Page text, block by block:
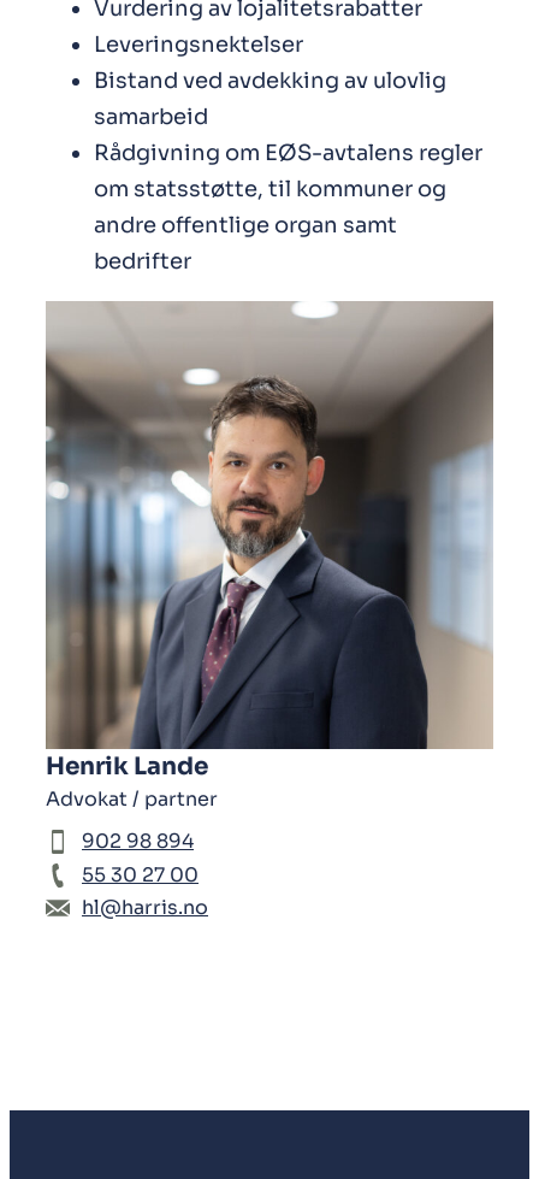
Vurdering av lojalitetsrabatter
Leveringsnektelser
Bistand ved avdekking av ulovlig
samarbeid
Rådgivning om EØS-avtalens regler
om statsstøtte, til kommuner og
andre offentlige organ samt
bedrifter
Henrik Lande
Advokat / partner
902 98 894
55 30 27 00
hl@harris.no